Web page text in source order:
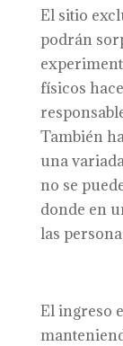
El sitio
podrán
físicos
También
una
no se
donde en
las
El ingreso